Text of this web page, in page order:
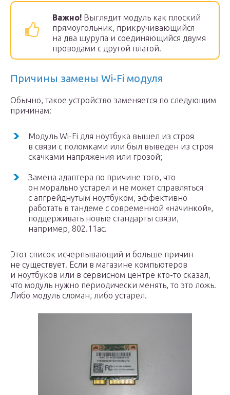
Важно! Выглядит модуль как плоский
прямоугольник, прикручивающийся
на два шурупа и соединяющийся двумя
проводами с другой платой.
Причины замены Wi-Fi модуля
Обычно, такое устройство заменяется по следующим
причинам:
Модуль Wi-Fi для ноутбука вышел из строя
в связи с поломками или был выведен из строя
скачками напряжения или грозой;
Замена адаптера по причине того, что
он морально устарел и не может справляться
с апгрейднутым ноутбуком, эффективно
работать в тандеме с современной «начинкой»,
поддерживать новые стандарты связи,
например, 802.11ac.
Этот список исчерпывающий и больше причин
не существует. Если в магазине компьютеров
и ноутбуков или в сервисном центре кто-то сказал,
что модуль нужно периодически менять, то это ложь.
Либо модуль сломан, либо устарел.